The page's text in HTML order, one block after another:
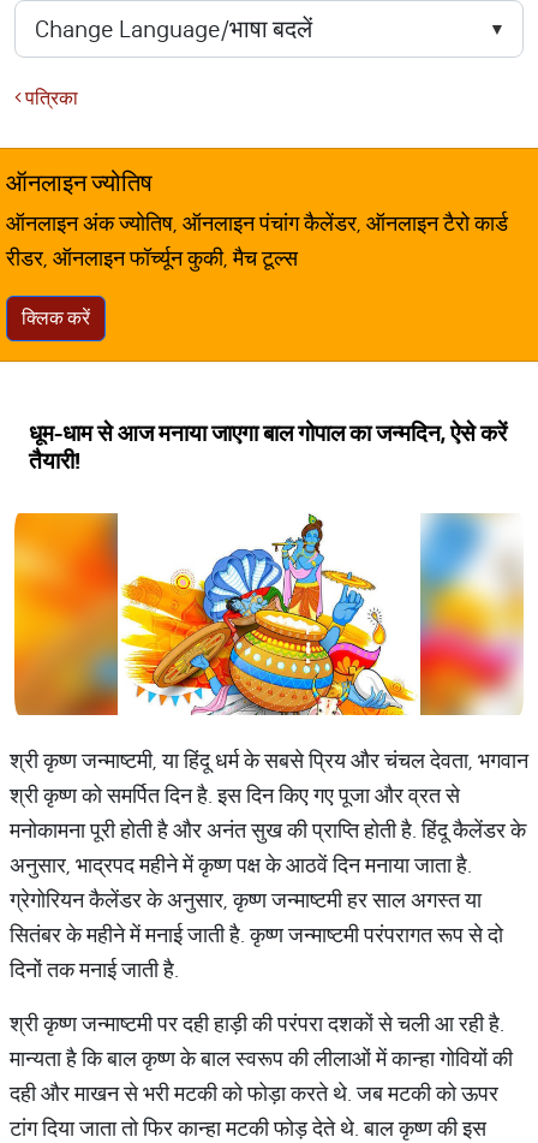
पत्रिका
ऑनलाइन ज्योतिष
ऑनलाइन अंक ज्योतिष, ऑनलाइन पंचांग कैलेंडर, ऑनलाइन टैरो कार्ड
रीडर, ऑनलाइन फॉर्च्यून कुकी, मैच टूल्स
क्लिक करें
धूम-धाम से आज मनाया जाएगा बाल गोपाल का जन्मदिन, ऐसे करें
तैयारी!
श्री कृष्ण जन्माष्टमी, या हिंदू धर्म के सबसे प्रिय और चंचल देवता, भगवान
श्री कृष्ण को समर्पित दिन है. इस दिन किए गए पूजा और व्रत से
मनोकामना पूरी होती है और अनंत सुख की प्राप्ति होती है. हिंदू कैलेंडर के
अनुसार, भाद्रपद महीने में कृष्ण पक्ष के आठवें दिन मनाया जाता है.
ग्रेगोरियन कैलेंडर के अनुसार, कृष्ण जन्माष्टमी हर साल अगस्त या
सितंबर के महीने में मनाई जाती है. कृष्ण जन्माष्टमी परंपरागत रूप से दो
दिनों तक मनाई जाती है.
श्री कृष्ण जन्माष्टमी पर दही हाड़ी की परंपरा दशकों से चली आ रही है.
मान्यता है कि बाल कृष्ण के बाल स्वरूप की लीलाओं में कान्हा गोवियों की
दही और माखन से भरी मटकी को फोड़ा करते थे. जब मटकी को ऊपर
टांग दिया जाता तो फिर कान्हा मटकी फोड़ देते थे. बाल कृष्ण की इस